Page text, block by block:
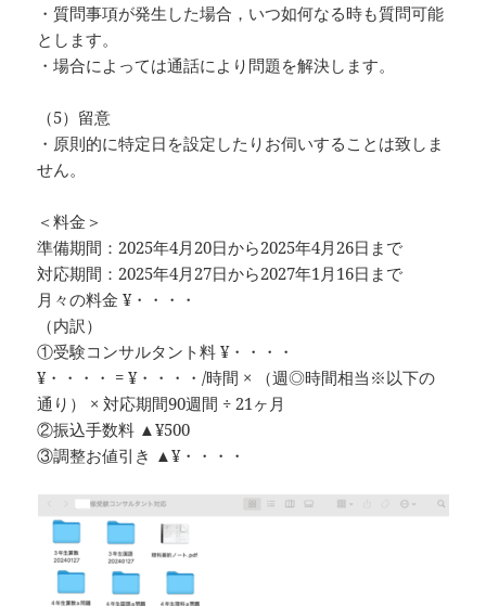
・質問事項が発生した場合，いつ如何なる時も質問可能
とします。
・場合によっては通話により問題を解決します。
（5）留意
・原則的に特定日を設定したりお伺いすることは致しま
せん。
＜料金＞
準備期間：2025年4月20日から2025年4月26日まで
対応期間：2025年4月27日から2027年1月16日まで
月々の料金 ¥・・・・
（内訳）
①受験コンサルタント料 ¥・・・・
¥・・・・ = ¥・・・・/時間 × （週◎時間相当※以下の
通り） × 対応期間90週間 ÷ 21ヶ月
②振込手数料 ▲¥500
③調整お値引き ▲¥・・・・